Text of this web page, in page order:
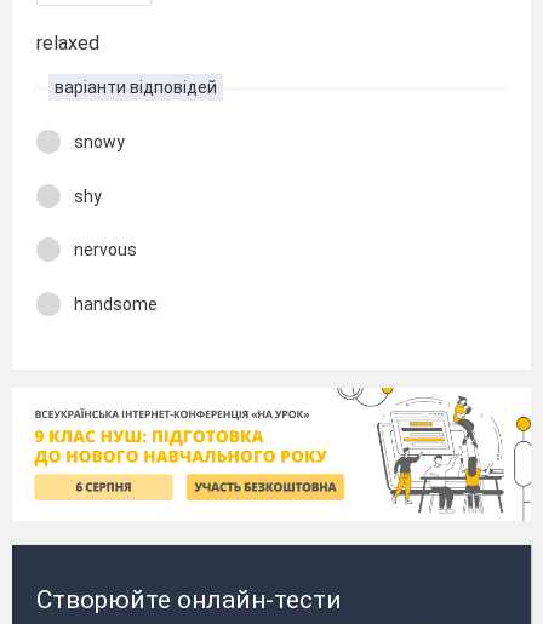
relaxed
варіанти відповідей
snowy
shy
nervous
handsome
Створюйте онлайн-тести